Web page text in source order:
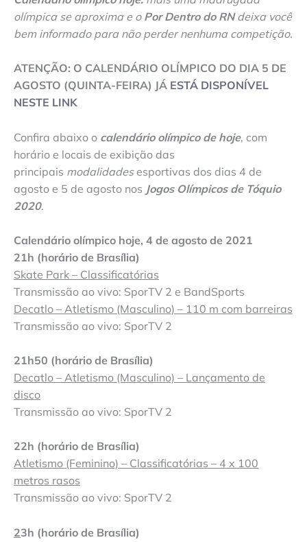
olímpica se aproxima e o Por Dentro do RNdeixa você
bem informado para não perder nenhuma competição.
ATENÇÃO: O CALENDÁRIO OLÍMPICO DO DIA 5 DE
AGOSTO (QUINTA-FEIRA) JÁ ESTÁ DISPONÍVEL
NESTE LINK
Confira abaixo o calendário olímpico de hoje, com
horário e locais de exibição das
principais modalidadesesportivas dos dias 4 de
agosto e 5 de agosto nos Jogos Olímpicos de Tóquio
2020.
Calendário olímpico hoje, 4 de agosto de 2021
21h (horário de Brasília)
Skate Park – Classificatórias
Transmissão ao vivo: SporTV 2 e BandSports
Decatlo – Atletismo (Masculino) – 110 m com barreiras
Transmissão ao vivo: SporTV 2
21h50 (horário de Brasília)
Decatlo – Atletismo (Masculino) – Lançamento de
disco
Transmissão ao vivo: SporTV 2
22h (horário de Brasília)
Atletismo (Feminino) – Classificatórias – 4 x 100
metros rasos
Transmissão ao vivo: SporTV 2
23h (horário de Brasília)